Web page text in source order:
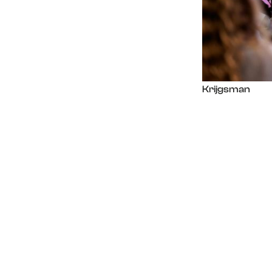
Krijgsman